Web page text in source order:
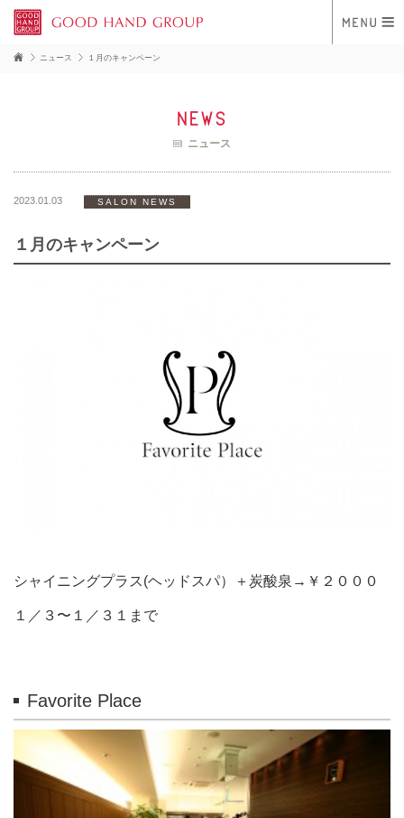
ニュース １月のキャンペーン
news
ニュース
2023.01.03 SALON NEWS
１月のキャンペーン
シャイニングプラス(ヘッドスパ）＋炭酸泉→￥２０００
１／３〜１／３１まで
Favorite Place